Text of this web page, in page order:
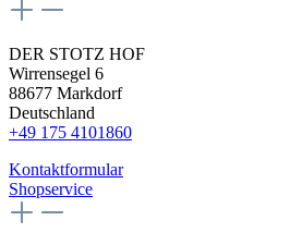
DER STOTZ HOF
Wirrensegel 6
88677 Markdorf
Deutschland
+49 175 4101860
Kontaktformular
Shopservice